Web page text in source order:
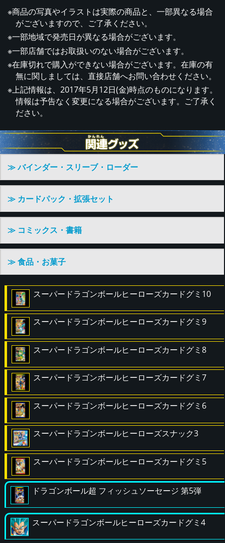
※商品の写真やイラストは実際の商品と、一部異なる場合
がございますので、ご了承ください。
※一部地域で発売日が異なる場合がございます。
※一部店舗ではお取扱いのない場合がございます。
※在庫切れで購入ができない場合がございます。在庫の有
無に関しましては、直接店舗へお問い合わせください。
※上記情報は、2017年5月12日(金)時点のものになります。
情報は予告なく変更になる場合がございます。ご了承く
ださい。
≫ バインダー・スリーブ・ローダー
≫ カードパック・拡張セット
≫ コミックス・書籍
≫ 食品・お菓子
スーパードラゴンボールヒーローズカードグミ10
スーパードラゴンボールヒーローズカードグミ9
スーパードラゴンボールヒーローズカードグミ8
スーパードラゴンボールヒーローズカードグミ7
スーパードラゴンボールヒーローズカードグミ6
スーパードラゴンボールヒーローズスナック3
スーパードラゴンボールヒーローズカードグミ5
ドラゴンボール超 フィッシュソーセージ 第5弾
スーパードラゴンボールヒーローズカードグミ4